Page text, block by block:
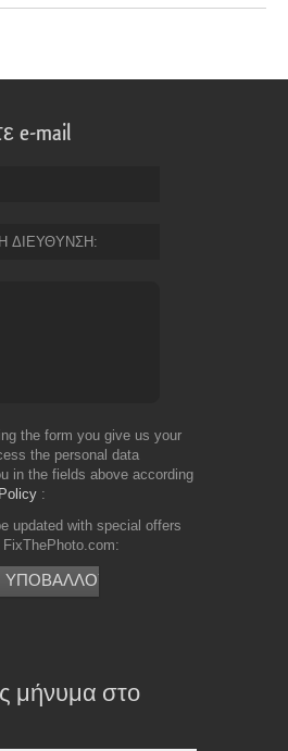
e-mail
ΔΙΕΥΘΥΝΣΗ
the form you give us your
the personal data
in the fields above according
updated with special offers
μήνυμα στο